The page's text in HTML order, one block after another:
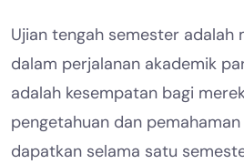
Ujian tengah semester adalah
dalam perjalanan akademik
adalah kesempatan bagi
pengetahuan dan
dapatkan selama satu